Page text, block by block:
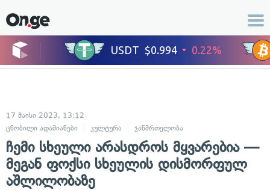
17 მაისი 2023, 13:12
ცნობილი ადამიანები
კულტურა ჯანმრთელობა
ჩემი სხეული არასდროს მყვარებია —
მეგან ფოქსი სხეულის დისმორფულ
აშლილობაზე